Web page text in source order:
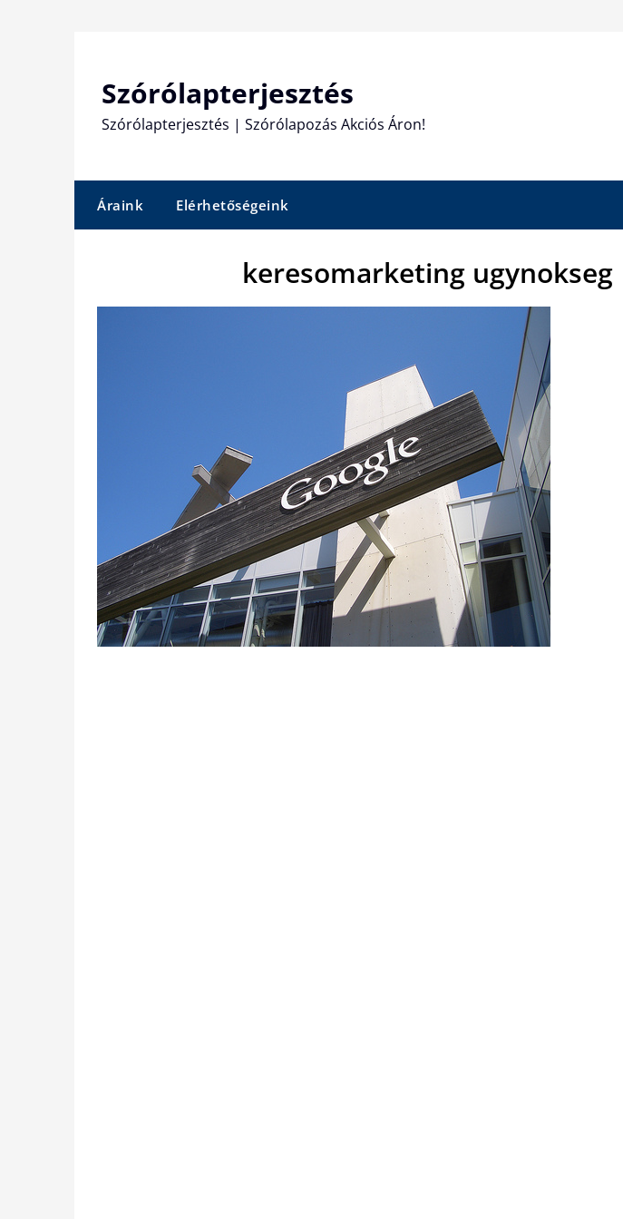
Szórólapterjesztés
Szórólapterjesztés | Szórólapozás Akciós Áron!
Áraink Elérhetőségeink
keresomarketing ugynokseg